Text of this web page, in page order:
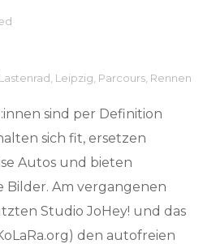
Lastenrad Leipzig Parcours Rennen
sind per Definition
sich fit, ersetzen
Autos und bieten
Bilder. Am vergangenen
Studio JoHey! und das
den autofreien